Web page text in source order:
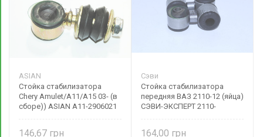
ASIAN
Стойка стабилизатора
Chery Amulet/A11/A15 03- (в
сборе)) ASIAN A11-2906021
146,67
Сэви
Стойка стабилизатора
передняя ВАЗ 2110-12 (яйца)
СЭВИ-ЭКСПЕРТ 2110-
164,00